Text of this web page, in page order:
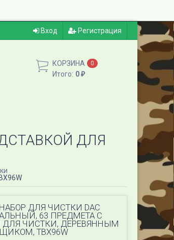
Вход Регистрация
КОРЗИНА 0
Итого: 0 ₽
ДЛЯ
ДЛЯ ЧИСТКИ DAC
63 ПРЕДМЕТА С
ДЛЯ ЧИСТКИ, ДЕРЕВЯННЫМ
TBX96W